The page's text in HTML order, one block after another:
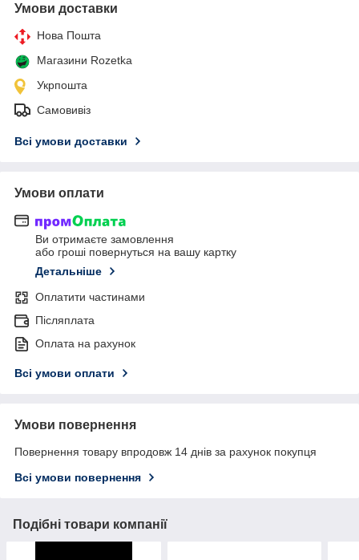
Умови доставки
Нова Пошта
Магазини Rozetka
Укрпошта
Самовивіз
Всі умови доставки
Умови оплати
Ви отримаєте замовлення
або гроші повернуться на вашу картку
Детальніше
Оплатити частинами
Післяплата
Оплата на рахунок
Всі умови оплати
Умови повернення
Повернення товару впродовж 14 днів за рахунок покупця
Всі умови повернення
Подібні товари компанії